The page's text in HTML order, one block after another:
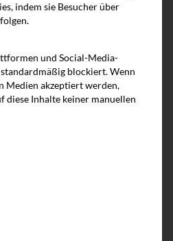
Unternehmensverkauf
indem sie Besucher über
und Social-Media-
blockiert. Wenn
Medien akzeptiert werden,
diese Inhalte keiner manuellen